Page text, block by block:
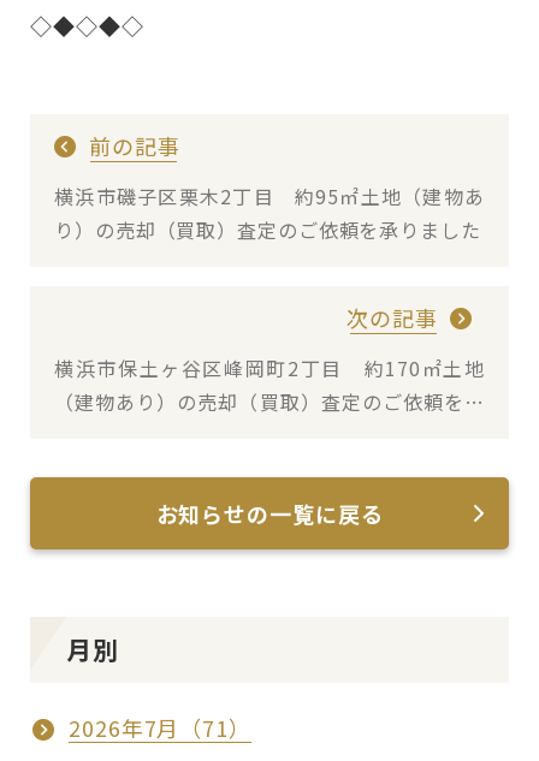
◇◆◇◆◇
前の記事
横浜市磯子区栗木2丁目 約95㎡土地（建物あ
り）の売却（買取）査定のご依頼を承りました
次の記事
横浜市保土ヶ谷区峰岡町2丁目 約170㎡土地
（建物あり）の売却（買取）査定のご依頼を承
お知らせの一覧に戻る
月別
2026年7月（71）